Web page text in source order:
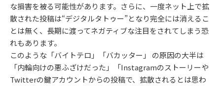
な損害を被る可能性があります。さらに、一度ネット上で拡
散された投稿は“デジタルタトゥー”となり完全には消えるこ
とは無く、長期に渡ってネガティブな注目をされてしまう恐
れもあります。
このような「バイトテロ」「バカッター」 の原因の大半は
「内輪向けの悪ふざけだった」「Instagramのストーリーや
Twitterの鍵アカウントからの投稿で、拡散されるとは思わ